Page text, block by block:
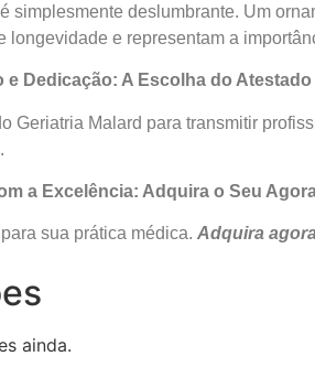
simplesmente deslumbrante. Um
longevidade e representam a
e Dedicação: A Escolha do Atestado
Geriatria Malard para transmitir
a Excelência: Adquira o Seu
sua prática médica. Adquira
ainda.